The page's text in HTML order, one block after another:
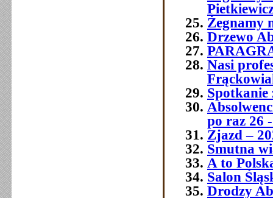
Żegnamy
Drzewo
Nasi
Spotkanie
po raz 26
Zjazd –
Smutna
A to
Salon
Drodzy